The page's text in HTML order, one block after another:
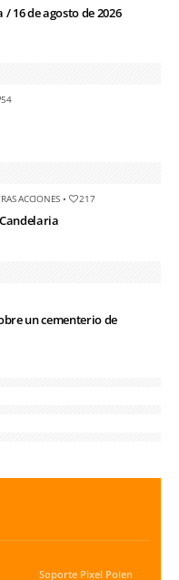
16 de agosto de 2026
54
ACCIONES • 217
un cementerio de
Soporte Pixel Polen